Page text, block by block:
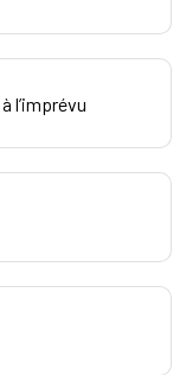
l’imprévu